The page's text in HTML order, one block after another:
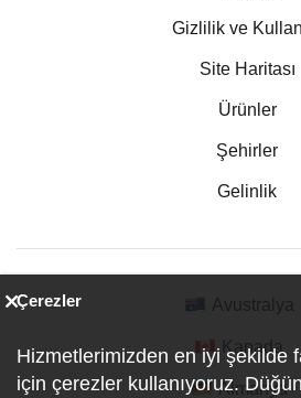
Gizlilik ve
Site Haritası
Ürünler
Şehirler
Gelinlik
Kanada
Almanya
Çerezler
Hizmetlerimizden en iyi şekilde
için çerezler kullanıyoruz.